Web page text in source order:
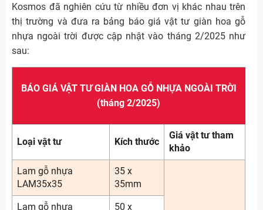
Kosmos đã nghiên cứu từ nhiều đơn vị khác nhau trên
thị trường và đưa ra bảng báo giá vật tư giàn hoa gỗ
nhựa ngoài trời được cập nhật vào tháng 2/2025 như
sau:
BÁO GIÁ VẬT TƯ GIÀN HOA GỖ NHỰA NGOÀI TRỜI
(tháng 2/2025)
Loại vật tư Kích thước
Giá vật tư tham
khảo
Lam gỗ nhựa
LAM35x35
35 x
35mm
Lam gỗ nhựa
50 x